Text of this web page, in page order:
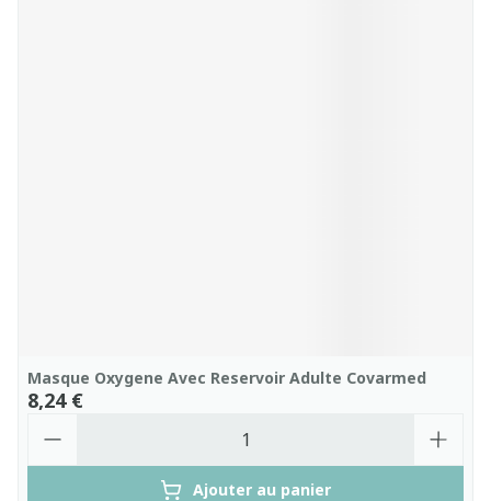
Masque Oxygene Avec Reservoir Adulte Covarmed
8,24 €
Ajouter au panier